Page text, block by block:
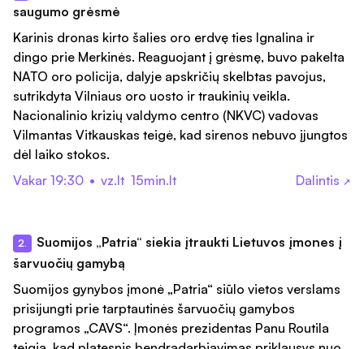
saugumo grėsmė
Karinis dronas kirto šalies oro erdvę ties Ignalina ir
dingo prie Merkinės. Reaguojant į grėsmę, buvo pakelta
NATO oro policija, dalyje apskričių skelbtas pavojus,
sutrikdyta Vilniaus oro uosto ir traukinių veikla.
Nacionalinio krizių valdymo centro (NKVC) vadovas
Vilmantas Vitkauskas teigė, kad sirenos nebuvo įjungtos
dėl laiko stokos.
Vakar 19:30 • vz.lt 15min.lt Dalintis ↗
2.
Suomijos „Patria“ siekia įtraukti Lietuvos įmones į
šarvuočių gamybą
Suomijos gynybos įmonė „Patria“ siūlo vietos verslams
prisijungti prie tarptautinės šarvuočių gamybos
programos „CAVS“. Įmonės prezidentas Panu Routila